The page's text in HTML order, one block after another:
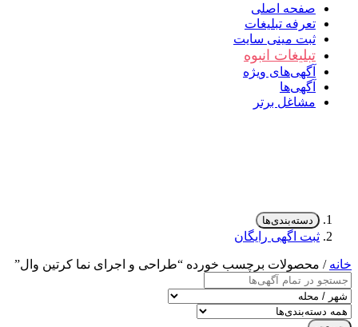
صفحه اصلی
تعرفه تبلیغات
ثبت مینی سایت
تبلیغات انبوه
آگهی‌های ویژه
آگهی‌ها
مشاغل برتر
دسته‌بندی‌ها
ثبت اگهی رایگان
خانه / محصولات برچسب خورده “طراحی و اجرای نما کرتین وال”